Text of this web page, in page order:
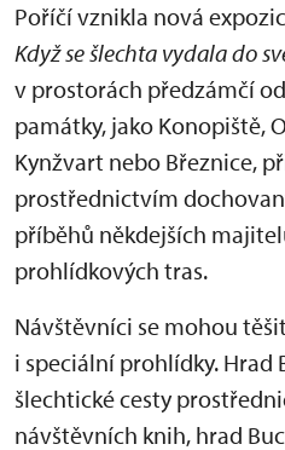
Poříčí vznikla nová
Když se šlechta vydala do
v prostorách předzámčí
památky, jako Konopiště,
Kynžvart nebo Březnice,
prostřednictvím
příběhů někdejších
prohlídkových tras.
Návštěvníci se mohou
i speciální prohlídky. Hrad
šlechtické cesty
návštěvních knih, hrad